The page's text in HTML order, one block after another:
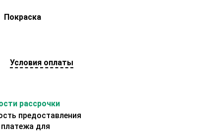
Покраска
Условия оплаты
рассрочки
предоставления
для